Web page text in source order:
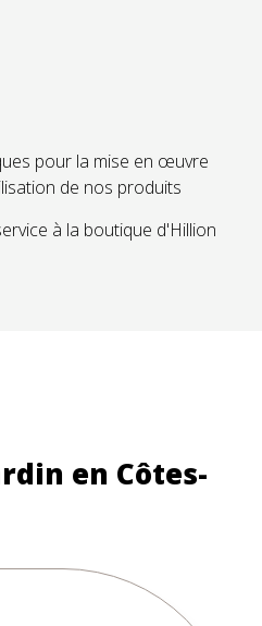
pour la mise en œuvre
de nos produits
à la boutique d'Hillion
en Côtes-